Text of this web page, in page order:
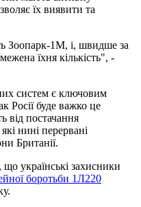
їх виявити та
Зоопарк-1М, і, швидше за
їхня кількість", -
систем є ключовим
Росії буде важко це
від постачання
нині перервані
Британії.
українські захисники
боротьби 1Л220